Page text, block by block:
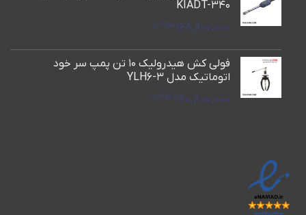
KIADT-340
168,900,000تومان
فولی کش هیدرولیک 10 تن پمپ سر خود
اتوماتیک مدل YLH6-3
260,800,000تومان